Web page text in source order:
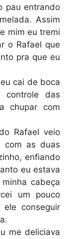
pau entrando
Assim
mim eu tremi
o Rafael que
pra que eu
cai de boca
das
chupar com
Rafael veio
com as duas
enfiando
eu estava
cabeça
um pouco
conseguir
me deliciava